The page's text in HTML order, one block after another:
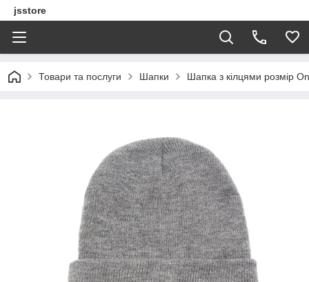
jsstore
Товари та послуги Шапки Шапка з кілцями розмір